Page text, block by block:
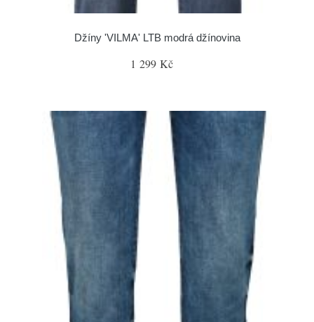
Džíny 'VILMA' LTB modrá džínovina
1 299 Kč